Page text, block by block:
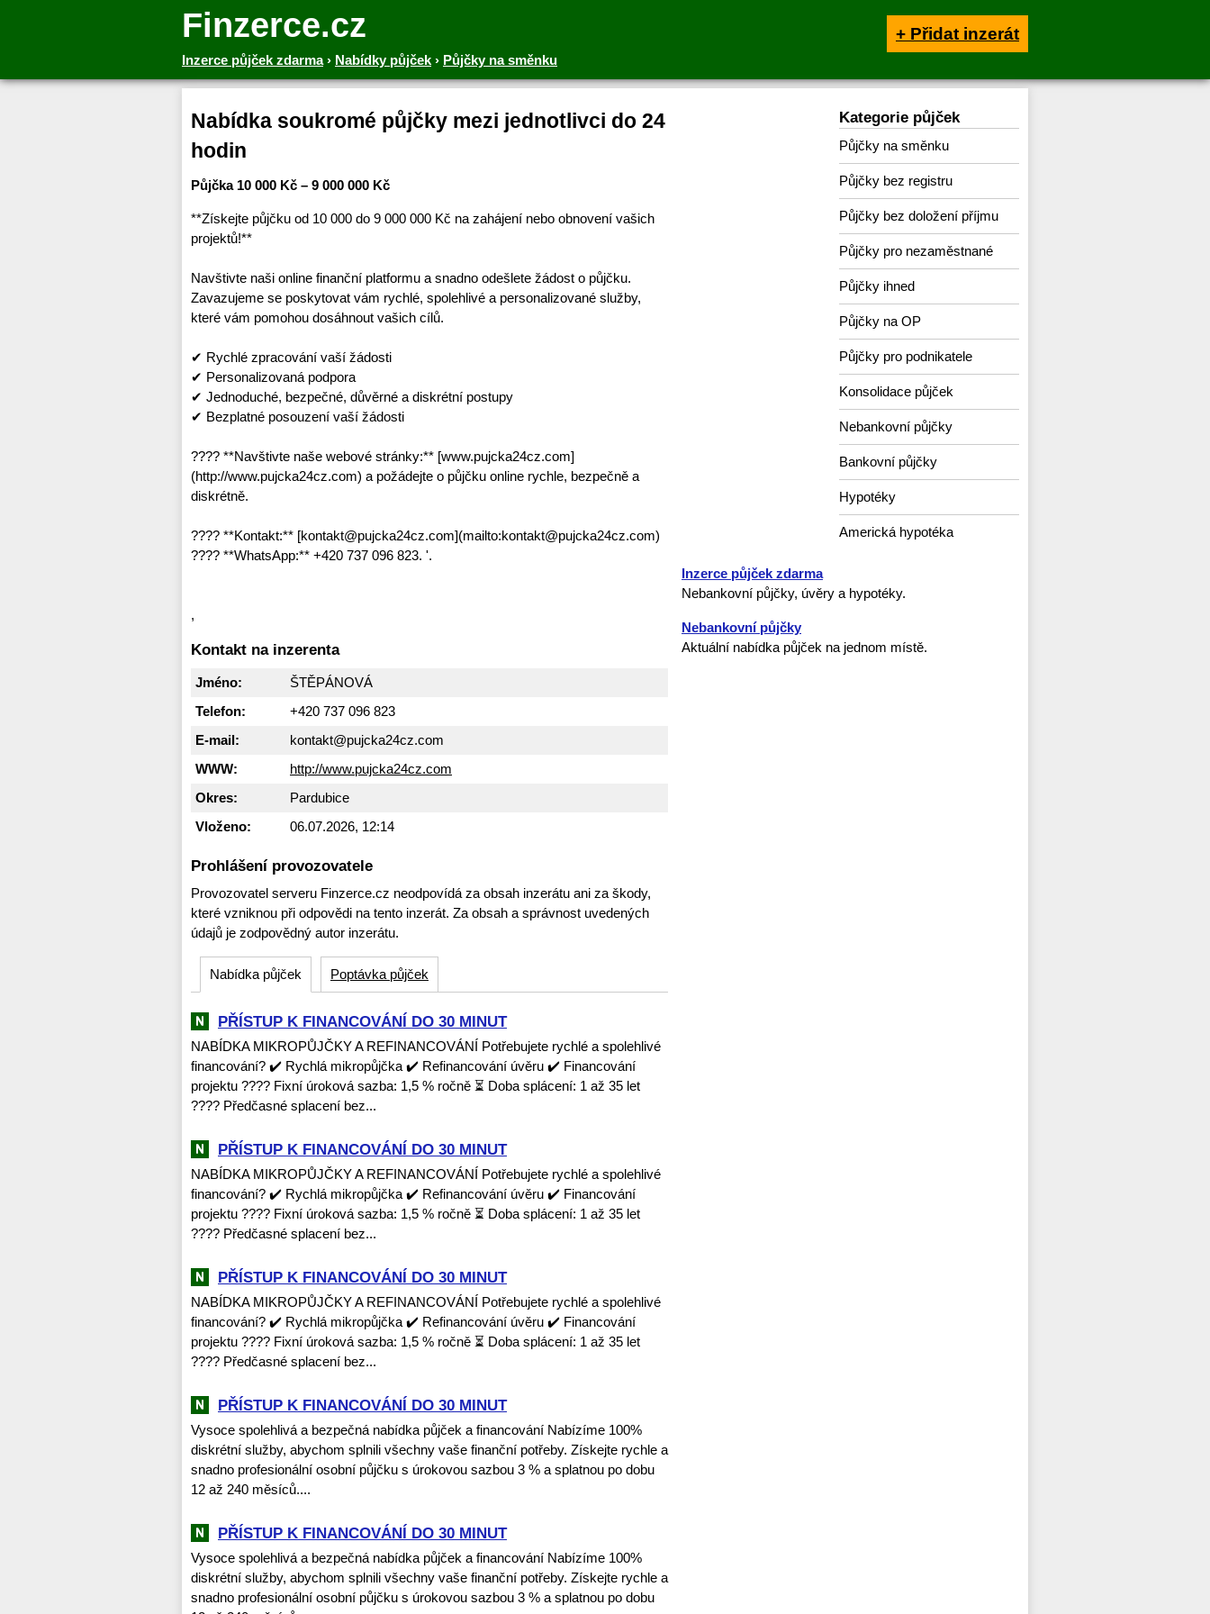
Finzerce.cz
Inzerce půjček zdarma› Nabídky půjček › Půjčky na směnku
+ Přidat inzerát
Nabídka soukromé půjčky mezi jednotlivci do 24
hodin
Půjčka 10 000 Kč – 9 000 000 Kč
**Získejte půjčku od 10 000 do 9 000 000 Kč na zahájení nebo obnovení vašich
projektů!**
Navštivte naši online finanční platformu a snadno odešlete žádost o půjčku.
Zavazujeme se poskytovat vám rychlé, spolehlivé a personalizované služby,
které vám pomohou dosáhnout vašich cílů.
✔ Rychlé zpracování vaší žádosti
✔ Personalizovaná podpora
✔ Jednoduché, bezpečné, důvěrné a diskrétní postupy
✔ Bezplatné posouzení vaší žádosti
???? **Navštivte naše webové stránky:** [www.pujcka24cz.com]
(http://www.pujcka24cz.com) a požádejte o půjčku online rychle, bezpečně a
diskrétně.
???? **Kontakt:** [kontakt@pujcka24cz.com](mailto:kontakt@pujcka24cz.com)
???? **WhatsApp:** +420 737 096 823. '.
,
Kontakt na inzerenta
Jméno:
ŠTĚPÁNOVÁ
Telefon:
+420 737 096 823
E-mail:
kontakt@pujcka24cz.com
WWW:
http://www.pujcka24cz.com
Okres:
Pardubice
Vloženo:
06.07.2026, 12:14
Prohlášení provozovatele
Provozovatel serveru Finzerce.cz neodpovídá za obsah inzerátu ani za škody,
které vzniknou při odpovědi na tento inzerát. Za obsah a správnost uvedených
údajů je zodpovědný autor inzerátu.
Nabídka půjček Poptávka půjček
PŘÍSTUP K FINANCOVÁNÍ DO 30 MINUT
NABÍDKA MIKROPŮJČKY A REFINANCOVÁNÍ Potřebujete rychlé a spolehlivé
financování? ✔️ Rychlá mikropůjčka ✔️ Refinancování úvěru ✔️ Financování
projektu ???? Fixní úroková sazba: 1,5 % ročně ⏳ Doba splácení: 1 až 35 let
???? Předčasné splacení bez...
PŘÍSTUP K FINANCOVÁNÍ DO 30 MINUT
NABÍDKA MIKROPŮJČKY A REFINANCOVÁNÍ Potřebujete rychlé a spolehlivé
financování? ✔️ Rychlá mikropůjčka ✔️ Refinancování úvěru ✔️ Financování
projektu ???? Fixní úroková sazba: 1,5 % ročně ⏳ Doba splácení: 1 až 35 let
???? Předčasné splacení bez...
PŘÍSTUP K FINANCOVÁNÍ DO 30 MINUT
NABÍDKA MIKROPŮJČKY A REFINANCOVÁNÍ Potřebujete rychlé a spolehlivé
financování? ✔️ Rychlá mikropůjčka ✔️ Refinancování úvěru ✔️ Financování
projektu ???? Fixní úroková sazba: 1,5 % ročně ⏳ Doba splácení: 1 až 35 let
???? Předčasné splacení bez...
PŘÍSTUP K FINANCOVÁNÍ DO 30 MINUT
Vysoce spolehlivá a bezpečná nabídka půjček a financování Nabízíme 100%
diskrétní služby, abychom splnili všechny vaše finanční potřeby. Získejte rychle a
snadno profesionální osobní půjčku s úrokovou sazbou 3 % a splatnou po dobu
12 až 240 měsíců....
PŘÍSTUP K FINANCOVÁNÍ DO 30 MINUT
Vysoce spolehlivá a bezpečná nabídka půjček a financování Nabízíme 100%
diskrétní služby, abychom splnili všechny vaše finanční potřeby. Získejte rychle a
snadno profesionální osobní půjčku s úrokovou sazbou 3 % a splatnou po dobu
Kategorie půjček
Půjčky na směnku
Půjčky bez registru
Půjčky bez doložení příjmu
Půjčky pro nezaměstnané
Půjčky ihned
Půjčky na OP
Půjčky pro podnikatele
Konsolidace půjček
Nebankovní půjčky
Bankovní půjčky
Hypotéky
Americká hypotéka
Inzerce půjček zdarma
Nebankovní půjčky, úvěry a hypotéky.
Nebankovní půjčky
Aktuální nabídka půjček na jednom místě.